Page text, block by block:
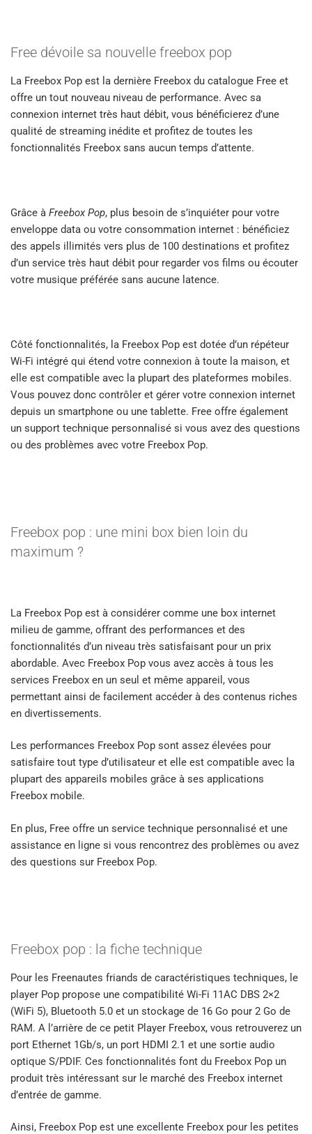
Free dévoile sa nouvelle freebox pop
La Freebox Pop est la dernière Freebox du catalogue Free et
offre un tout nouveau niveau de performance. Avec sa
connexion internet très haut débit, vous bénéficierez d’une
qualité de streaming inédite et profitez de toutes les
fonctionnalités Freebox sans aucun temps d’attente.
Grâce à Freebox Pop, plus besoin de s’inquiéter pour votre
enveloppe data ou votre consommation internet : bénéficiez
des appels illimités vers plus de 100 destinations et profitez
d’un service très haut débit pour regarder vos films ou écouter
votre musique préférée sans aucune latence.
Côté fonctionnalités, la Freebox Pop est dotée d’un répéteur
Wi-Fi intégré qui étend votre connexion à toute la maison, et
elle est compatible avec la plupart des plateformes mobiles.
Vous pouvez donc contrôler et gérer votre connexion internet
depuis un smartphone ou une tablette. Free offre également
un support technique personnalisé si vous avez des questions
ou des problèmes avec votre Freebox Pop.
Freebox pop : une mini box bien loin du
maximum ?
La Freebox Pop est à considérer comme une box internet
milieu de gamme, offrant des performances et des
fonctionnalités d’un niveau très satisfaisant pour un prix
abordable. Avec Freebox Pop vous avez accès à tous les
services Freebox en un seul et même appareil, vous
permettant ainsi de facilement accéder à des contenus riches
en divertissements.
Les performances Freebox Pop sont assez élevées pour
satisfaire tout type d’utilisateur et elle est compatible avec la
plupart des appareils mobiles grâce à ses applications
Freebox mobile.
En plus, Free offre un service technique personnalisé et une
assistance en ligne si vous rencontrez des problèmes ou avez
des questions sur Freebox Pop.
Freebox pop : la fiche technique
Pour les Freenautes friands de caractéristiques techniques, le
player Pop propose une compatibilité Wi-Fi 11AC DBS 2×2
(WiFi 5), Bluetooth 5.0 et un stockage de 16 Go pour 2 Go de
RAM. A l’arrière de ce petit Player Freebox, vous retrouverez un
port Ethernet 1Gb/s, un port HDMI 2.1 et une sortie audio
optique S/PDIF. Ces fonctionnalités font du Freebox Pop un
produit très intéressant sur le marché des Freebox internet
d’entrée de gamme.
Ainsi, Freebox Pop est une excellente Freebox pour les petites